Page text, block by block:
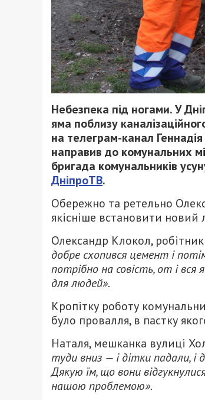
Небезпека під ногами. У
яма поблизу
на телеграм-канал
направив до комунальних
бригада комунальників
ДніпроТВ.
Обережно та ретельно
якісніше встановити новий
Олександр Клокол,
добре схопився цемент і
потрібно на совість, от і
для людей».
Кропітку роботу
було провалля, в пастку
Наталя, мешканка вулиці
туди вниз — і дітки падали, і
Дякую їм, що вони
нашою проблемою».